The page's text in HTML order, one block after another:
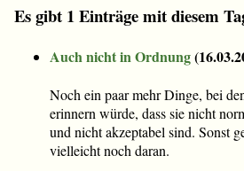
Es gibt 1 Einträge mit diesem
Auch nicht in Ordnung(
Noch ein paar mehr Dinge, bei
erinnern würde, dass sie nicht
und nicht akzeptabel sind. Sonst
vielleicht noch daran.